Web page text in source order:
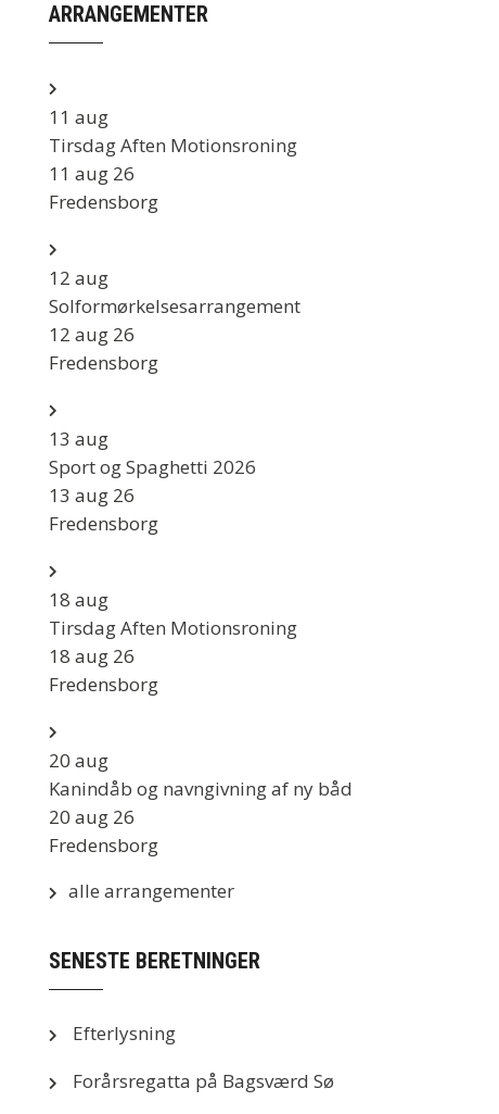
ARRANGEMENTER
11 aug
Tirsdag Aften Motionsroning
11 aug 26
Fredensborg
12 aug
Solformørkelsesarrangement
12 aug 26
Fredensborg
13 aug
Sport og Spaghetti 2026
13 aug 26
Fredensborg
18 aug
Tirsdag Aften Motionsroning
18 aug 26
Fredensborg
20 aug
Kanindåb og navngivning af ny båd
20 aug 26
Fredensborg
alle arrangementer
SENESTE BERETNINGER
Efterlysning
Forårsregatta på Bagsværd Sø